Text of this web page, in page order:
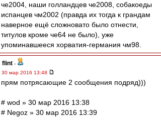
че2004, наши голландцев че2008, собакоеды
испанцев чм2002 (правда их тогда к грандам
наверное ещё сложновато было отнести,
титулов кроме че64 не было), уже
упоминавшееся хорватия-германия чм98.
flint -
30 мар 2016 13:48
прям потрясающие 2 сообщения подряд)))
# wod » 30 мар 2016 13:38
# Negoz » 30 мар 2016 13:39